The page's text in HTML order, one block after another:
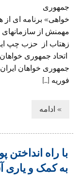
جمهوری
خواهی» برنامه ای از
مهمنش از
زهتاب از حزب چپ
اتحاد جمهوری
فوریه […]
» ادامه
با راه
به کمک و یاری